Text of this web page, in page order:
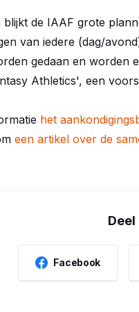
blijkt de IAAF grote
van iedere (dag/
gedaan en worden
Athletics', een
het
een artikel over de
Facebook